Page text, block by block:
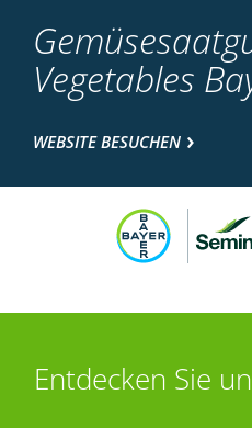
Vegetables
WEBSITE BESUCHEN
Entdecken Sie